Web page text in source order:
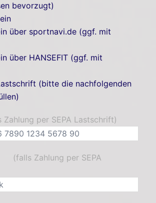
bevorzugt)
über sportnavi.de (ggf. mit
über HANSEFIT (ggf. mit
(bitte die nachfolgenden
Zahlung per SEPA Lastschrift)
(falls Zahlung per SEPA